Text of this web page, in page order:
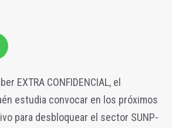
EXTRA CONFIDENCIAL, el
estudia convocar en los próximos
para desbloquear el sector SUNP-